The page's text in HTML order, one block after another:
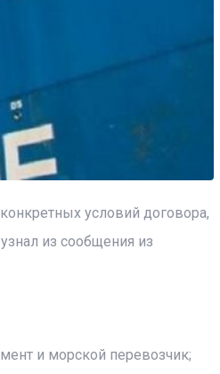
условий договора,
из сообщения из
и морской перевозчик;